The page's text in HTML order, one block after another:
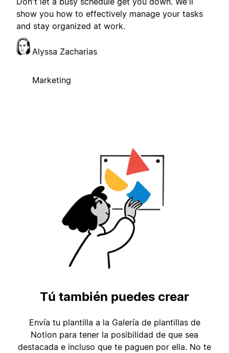
show you how to effectively manage your tasks
and stay organized at work.
Alyssa Zacharias
Marketing
Tú también puedes crear
Envía tu plantilla a la Galería de plantillas de
Notion para tener la posibilidad de que sea
destacada e incluso que te paguen por ella. No te